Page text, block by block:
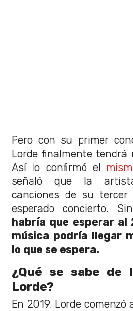
Pero con su primer
Lorde finalmente tendrá
Así lo confirmó el
señaló que la
canciones de su
esperado concierto.
habría que esperar al
música podría llegar
lo que se espera.
¿Qué se sabe de
Lorde?
En 2019, Lorde